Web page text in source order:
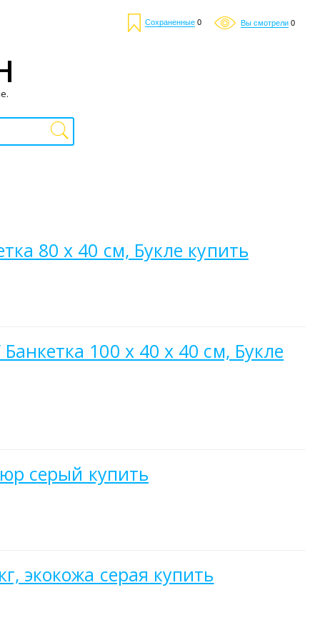
Сохраненные 0 Вы смотрели 0
80 х 40 см, Букле купить
100 х 40 х 40 см, Букле
серый купить
экокожа серая купить